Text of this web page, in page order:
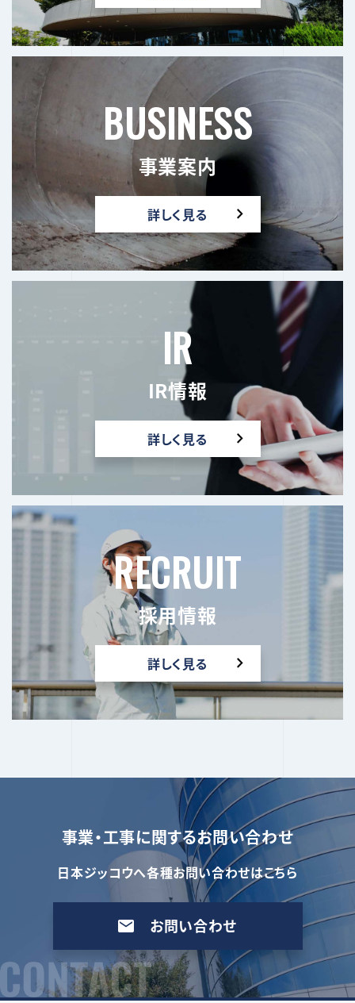
BUSINESS
事業案内
詳しく見る
IR
IR情報
詳しく見る
RECRUIT
採用情報
詳しく見る
事業・工事に関するお問い合わせ
日本ジッコウへ各種お問い合わせはこちら
お問い合わせ